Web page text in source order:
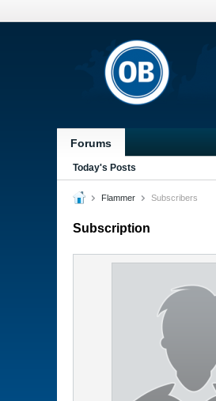
Forums
Today's Posts
Flammer Subscribers
Subscription